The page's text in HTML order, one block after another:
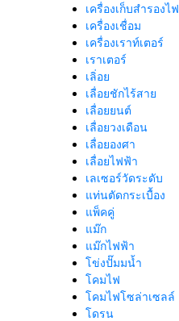
เครื่องเก็บสํารองไฟ
เครื่องเชื่อม
เครื่องเราท์เตอร์
เราเตอร์
เลิ่อย
เลื่อยชักไร้สาย
เลื่อยยนต์
เลื่อยวงเดือน
เลื่อยองศา
เลื่อยไฟฟ้า
เลเซอร์วัดระดับ
แท่นตัดกระเบื้อง
แพ็คคู่
แม๊ก
แม๊กไฟฟ้า
โข่งปั๊มมน้ำ
โคมไฟ
โคมไฟโซล่าเซลล์
โดรน